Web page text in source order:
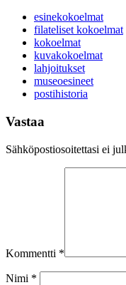
esinekokoelmat
filateliset kokoelmat
kokoelmat
kuvakokoelmat
lahjoitukset
museoesineet
postihistoria
Vastaa
Sähköpostiosoitettasi ei
Kommentti *
Nimi *